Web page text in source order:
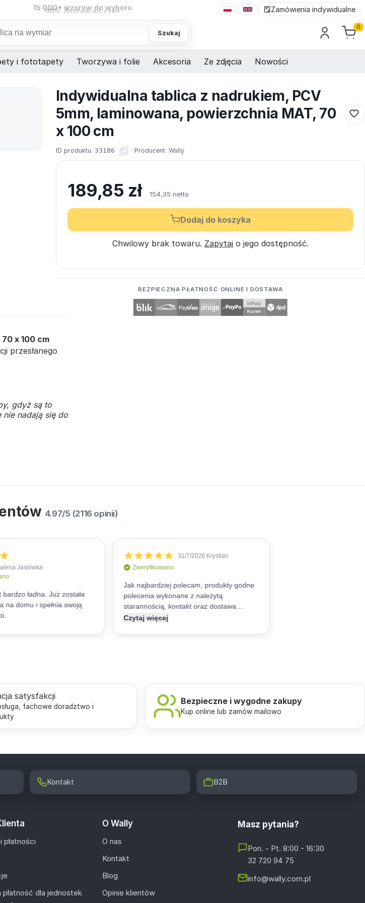
15 000+ wzorów do wyboru
98%dostaw na czas Zamówienia indywidualne
Szukaj
0
i fototapety Tworzywa i folie Akcesoria Ze zdjęcia Nowości
Indywidualna tablica z nadrukiem, PCV
5mm, laminowana, powierzchnia MAT, 70
x 100 cm
ID produktu: 33186 · Producent: Wally
189,85 zł 154,35 netto
Dodaj do koszyka
Chwilowy brak towaru. Zapytaj o jego dostępność.
BEZPIECZNA PŁATNOŚĆ ONLINE I DOSTAWA
x 100 cm
przesłanego
gdyż są to
nadają się do
4.97/5 (2116 opinii)
satysfakcji
fachowe doradztwo i
Bezpieczne i wygodne zakupy
Kup online lub zamów mailowo
Kontakt B2B
płatności
płatność dla jednostek
O Wally
O nas
Kontakt
Blog
Opinie klientów
Masz pytania?
Pon. - Pt. 8:00 - 16:30
32 720 94 75
info@wally.com.pl